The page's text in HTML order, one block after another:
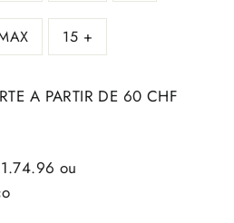
15 +
A PARTIR DE 60 CHF
ou